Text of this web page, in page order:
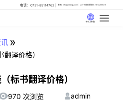
电话：0731-85114762 邮箱: info@artlangs.com 24小时翻译管家: 18142666316
中文 (中国)
»
译价格）
标书翻译价格）
970 次浏览 admin